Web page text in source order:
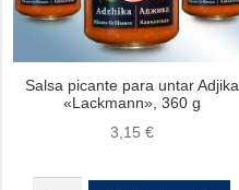
Salsa picante para untar Adjika
«Lackmann», 360 g
3,15 €